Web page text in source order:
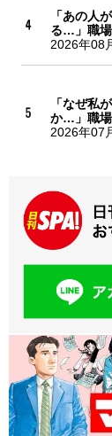
「あの人
る…」職場
2026年08
「なぜ私
か…」職場
2026年07